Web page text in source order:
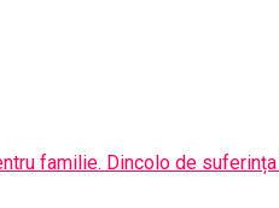
familie. Dincolo de suferința